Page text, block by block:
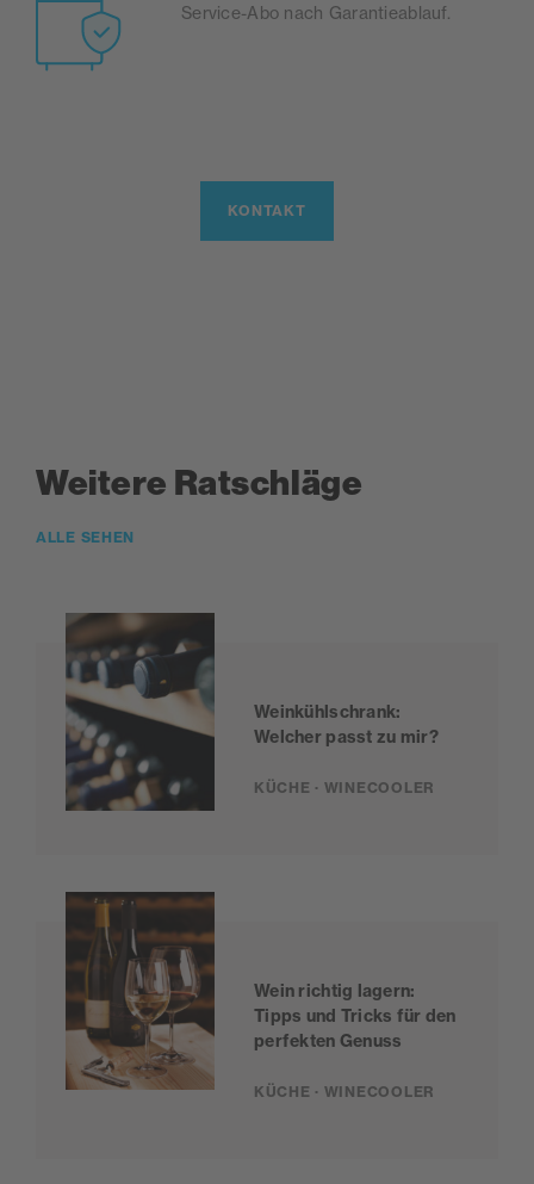
Service-Abo nach Garantieablauf.
KONTAKT
Weitere Ratschläge
ALLE SEHEN
Weinkühlschrank:
Welcher passt zu mir?
KÜCHE · WINECOOLER
Wein richtig lagern:
Tipps und Tricks für den
perfekten Genuss
KÜCHE · WINECOOLER